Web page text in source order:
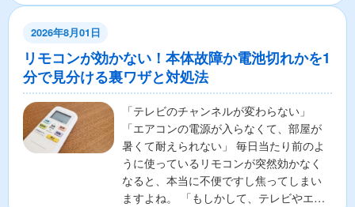
2026年8月01日
リモコンが効かない！本体故障か電池切れかを1
分で見分ける裏ワザと対処法
「テレビのチャンネルが変わらない」
「エアコンの電源が入らなくて、部屋が
暑くて耐えられない」 毎日当たり前のよ
うに使っているリモコンが突然効かなく
なると、本当に不便ですし焦ってしまい
ますよね。 「もしかして、テレビやエア